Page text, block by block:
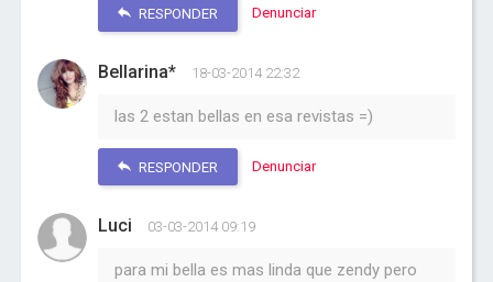
RESPONDER Denunciar
Bellarina* 18-03-2014 22:32
las 2 estan bellas en esa revistas =)
RESPONDER Denunciar
Luci 03-03-2014 09:19
para mi bella es mas linda que zendy pero